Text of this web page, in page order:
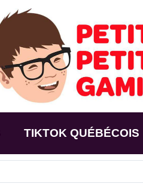
TIKTOK QUÉBÉCOIS